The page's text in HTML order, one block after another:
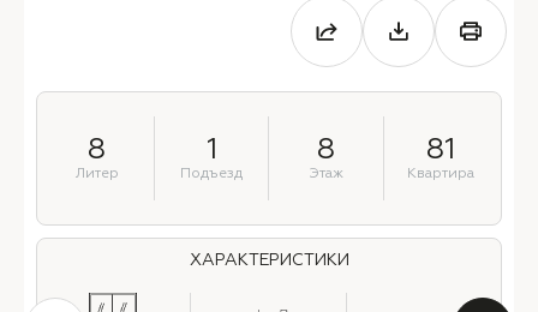
8
Литер
1
Подъезд
8
Этаж
81
Квартира
ХАРАКТЕРИСТИКИ